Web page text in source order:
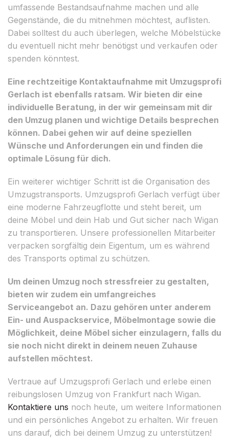
umfassende Bestandsaufnahme machen und alle
Gegenstände, die du mitnehmen möchtest, auflisten.
Dabei solltest du auch überlegen, welche Möbelstücke
du eventuell nicht mehr benötigst und verkaufen oder
spenden könntest.
Eine rechtzeitige Kontaktaufnahme mit Umzugsprofi
Gerlach ist ebenfalls ratsam. Wir bieten dir eine
individuelle Beratung, in der wir gemeinsam mit dir
den Umzug planen und wichtige Details besprechen
können. Dabei gehen wir auf deine speziellen
Wünsche und Anforderungen ein und finden die
optimale Lösung für dich.
Ein weiterer wichtiger Schritt ist die Organisation des
Umzugstransports. Umzugsprofi Gerlach verfügt über
eine moderne Fahrzeugflotte und steht bereit, um
deine Möbel und dein Hab und Gut sicher nach Wigan
zu transportieren. Unsere professionellen Mitarbeiter
verpacken sorgfältig dein Eigentum, um es während
des Transports optimal zu schützen.
Um deinen Umzug noch stressfreier zu gestalten,
bieten wir zudem ein umfangreiches
Serviceangebot an. Dazu gehören unter anderem
Ein- und Auspackservice, Möbelmontage sowie die
Möglichkeit, deine Möbel sicher einzulagern, falls du
sie noch nicht direkt in deinem neuen Zuhause
aufstellen möchtest.
Vertraue auf Umzugsprofi Gerlach und erlebe einen
reibungslosen Umzug von Frankfurt nach Wigan.
Kontaktiere uns noch heute, um weitere Informationen
und ein persönliches Angebot zu erhalten. Wir freuen
uns darauf, dich bei deinem Umzug zu unterstützen!